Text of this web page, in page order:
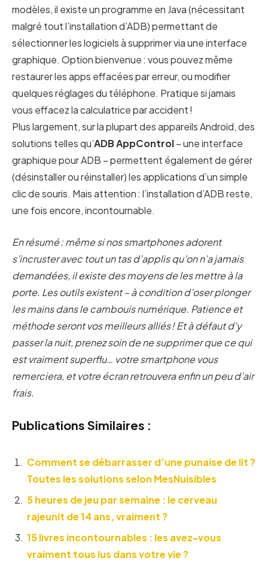
modèles, il existe un programme en Java (nécessitant
malgré tout l’installation d’ADB) permettant de
sélectionner les logiciels à supprimer via une interface
graphique. Option bienvenue : vous pouvez même
restaurer les apps effacées par erreur, ou modifier
quelques réglages du téléphone. Pratique si jamais
vous effacez la calculatrice par accident !
Plus largement, sur la plupart des appareils Android, des
solutions telles qu’ADB AppControl– une interface
graphique pour ADB – permettent également de gérer
(désinstaller ou réinstaller) les applications d’un simple
clic de souris. Mais attention : l’installation d’ADB reste,
une fois encore, incontournable.
En résumé : même si nos smartphones adorent
s’incruster avec tout un tas d’applis qu’on n’a jamais
demandées, il existe des moyens de les mettre à la
porte. Les outils existent – à condition d’oser plonger
les mains dans le cambouis numérique. Patience et
méthode seront vos meilleurs alliés ! Et à défaut d’y
passer la nuit, prenez soin de ne supprimer que ce qui
est vraiment superflu… votre smartphone vous
remerciera, et votre écran retrouvera enfin un peu d’air
frais.
Publications Similaires :
Comment se débarrasser d’une punaise de lit ?
Toutes les solutions selon MesNuisibles
5 heures de jeu par semaine : le cerveau
rajeunit de 14 ans, vraiment ?
15 livres incontournables : les avez-vous
vraiment tous lus dans votre vie ?